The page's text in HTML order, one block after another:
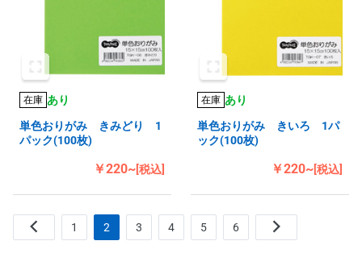
在庫 あり
単色おりがみ きみどり 1
パック(100枚)
￥220~[税込]
在庫 あり
単色おりがみ きいろ 1パ
ック(100枚)
￥220~[税込]
1 2 3 4 5 6